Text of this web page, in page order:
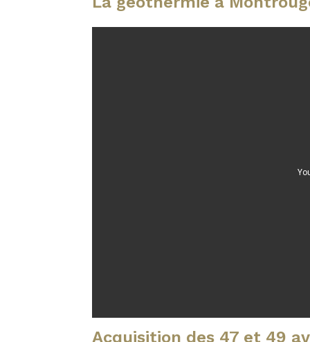
Acquisition des 47 et 49